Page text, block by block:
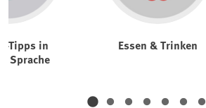
Tipps in
Sprache
Essen & Trinken